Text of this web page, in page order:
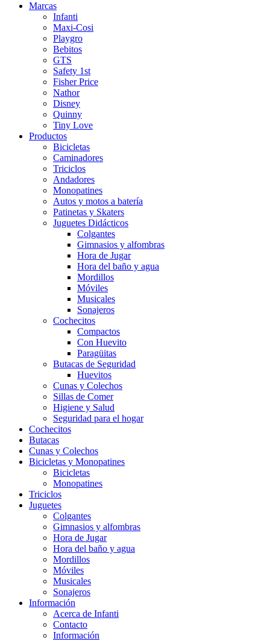
Marcas
Infanti
Maxi-Cosi
Playgro
Bebitos
GTS
Safety 1st
Fisher Price
Nathor
Disney
Quinny
Tiny Love
Productos
Bicicletas
Caminadores
Triciclos
Andadores
Monopatines
Autos y motos a batería
Patinetas y Skaters
Juguetes Didácticos
Colgantes
Gimnasios y alfombras
Hora de Jugar
Hora del baño y agua
Mordillos
Móviles
Musicales
Sonajeros
Cochecitos
Compactos
Con Huevito
Paragüitas
Butacas de Seguridad
Huevitos
Cunas y Colechos
Sillas de Comer
Higiene y Salud
Seguridad para el hogar
Cochecitos
Butacas
Cunas y Colechos
Bicicletas y Monopatines
Bicicletas
Monopatines
Triciclos
Juguetes
Colgantes
Gimnasios y alfombras
Hora de Jugar
Hora del baño y agua
Mordillos
Móviles
Musicales
Sonajeros
Información
Acerca de Infanti
Contacto
Información